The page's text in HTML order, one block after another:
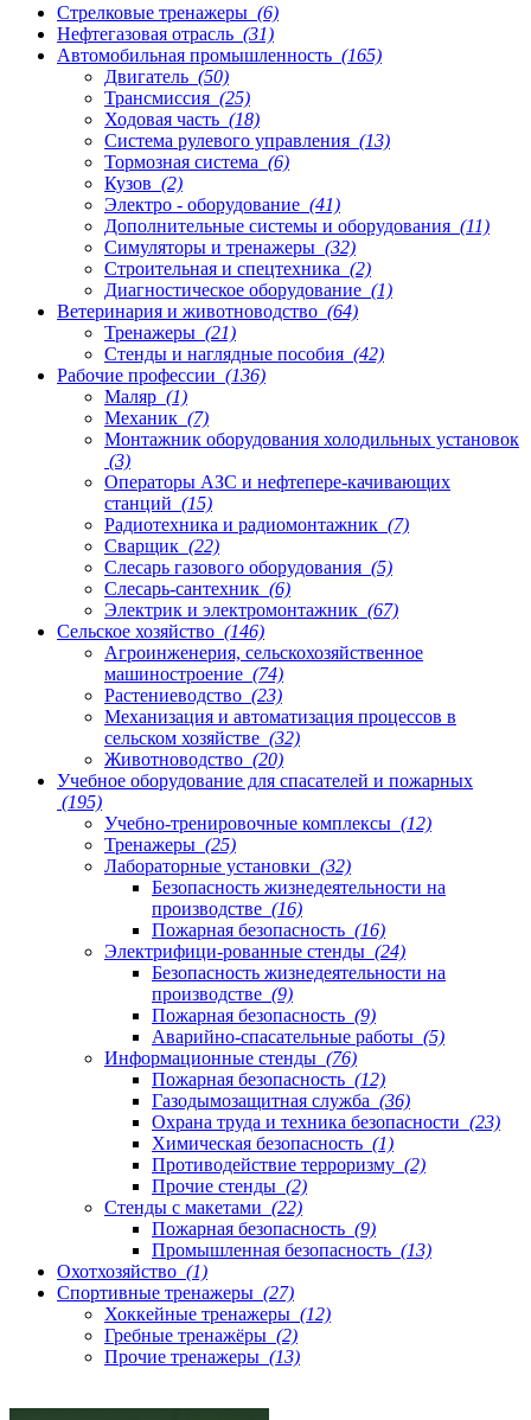
Стрелковые тренажеры (6)
Нефтегазовая отрасль (31)
Автомобильная промышленность (165)
Двигатель (50)
Трансмиссия (25)
Ходовая часть (18)
Система рулевого управления (13)
Тормозная система (6)
Кузов (2)
Электро - оборудование (41)
Дополнительные системы и оборудования (11)
Симуляторы и тренажеры (32)
Строительная и спецтехника (2)
Диагностическое оборудование (1)
Ветеринария и животноводство (64)
Тренажеры (21)
Стенды и наглядные пособия (42)
Рабочие профессии (136)
Маляр (1)
Механик (7)
Монтажник оборудования холодильных установок
(3)
Операторы АЗС и нефтепере-качивающих
станций (15)
Радиотехника и радиомонтажник (7)
Сварщик (22)
Слесарь газового оборудования (5)
Слесарь-сантехник (6)
Электрик и электромонтажник (67)
Сельское хозяйство (146)
Агроинженерия, сельскохозяйственное
машиностроение (74)
Растениеводство (23)
Механизация и автоматизация процессов в
сельском хозяйстве (32)
Животноводство (20)
Учебное оборудование для спасателей и пожарных
(195)
Учебно-тренировочные комплексы (12)
Тренажеры (25)
Лабораторные установки (32)
Безопасность жизнедеятельности на
производстве (16)
Пожарная безопасность (16)
Электрифици-рованные стенды (24)
Безопасность жизнедеятельности на
производстве (9)
Пожарная безопасность (9)
Аварийно-спасательные работы (5)
Информационные стенды (76)
Пожарная безопасность (12)
Газодымозащитная служба (36)
Охрана труда и техника безопасности (23)
Химическая безопасность (1)
Противодействие терроризму (2)
Прочие стенды (2)
Стенды с макетами (22)
Пожарная безопасность (9)
Промышленная безопасность (13)
Охотхозяйство (1)
Спортивные тренажеры (27)
Хоккейные тренажеры (12)
Гребные тренажёры (2)
Прочие тренажеры (13)